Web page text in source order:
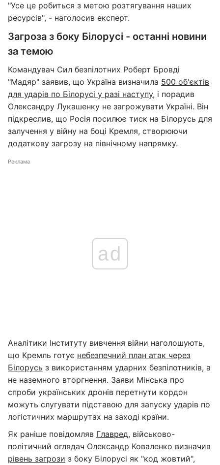
"Усе це робиться з метою розтягування наших
ресурсів", - наголосив експерт.
Загроза з боку Білорусі - останні новини
за темою
Командувач Сил безпілотних Роберт Бровді
"Мадяр" заявив, що Україна визначила 500 об'єктів
для ударів по Білорусі у разі наступу, і порадив
Олександру Лукашенку не загрожувати Україні. Він
підкреслив, що Росія посилює тиск на Білорусь для
залучення у війну на боці Кремля, створюючи
додаткову загрозу на північному напрямку.
Реклама
ad
Аналітики Інституту вивчення війни наголошують,
що Кремль готує небезпечний план атак через
Білорусь з використанням ударних безпілотників, а
не наземного вторгнення. Заяви Мінська про
спроби українських дронів перетнути кордон
можуть слугувати підставою для запуску ударів по
логістичних маршрутах на заході країни.
Як раніше повідомляв Главред, військово-
політичний оглядач Олександр Коваленко визначив
рівень загрози з боку Білорусі як "код жовтий",